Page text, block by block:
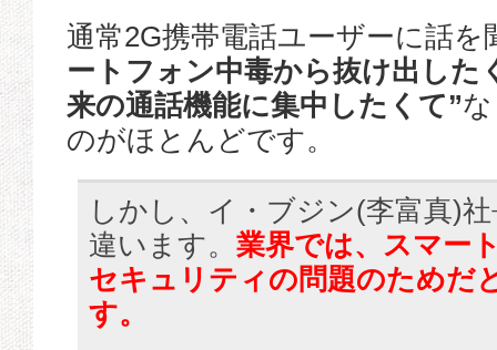
通常2G携帯電話ユーザーに話
ートフォン中毒から抜け出した
来の通話機能に集中したくて”
のがほとんどです。
しかし、イ・ブジン(李富真)
違います。 業界では、スマー
セキュリティの問題のためだ
す。